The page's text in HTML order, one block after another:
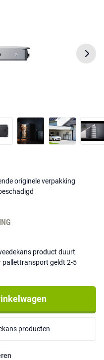
originele verpakking
product duurt
pallettransport geldt 2-5
producten